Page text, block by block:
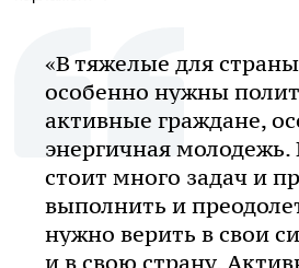
«В тяжелые для
особенно нужны
активные граждане,
энергичная
стоит много задач и
выполнить и
нужно верить в свои